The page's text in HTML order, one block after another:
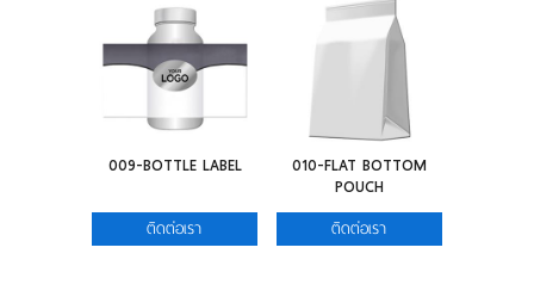
009-BOTTLE LABEL
ติดต่อเรา
010-FLAT BOTTOM
POUCH
ติดต่อเรา